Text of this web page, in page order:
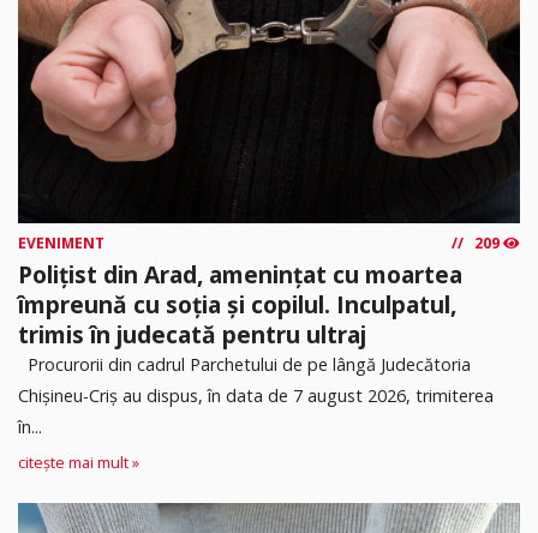
EVENIMENT 209
Polițist din Arad, amenințat cu moartea
împreună cu soția și copilul. Inculpatul,
trimis în judecată pentru ultraj
Procurorii din cadrul Parchetului de pe lângă Judecătoria
Chișineu-Criș au dispus, în data de 7 august 2026, trimiterea
în...
citește mai mult »